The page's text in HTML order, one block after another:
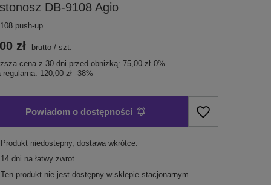
DB-9108 Agio
push-up
zł brutto /szt.
cena z 30 dni przed obniżką:75,00 zł 0%
regularna:120,00 zł -38%
Powiadom o dostępności
Produkt niedostepny, dostawa wkrótce
14 dni na łatwy zwrot
Ten produkt nie jest dostępny w sklepie stacjonarnym